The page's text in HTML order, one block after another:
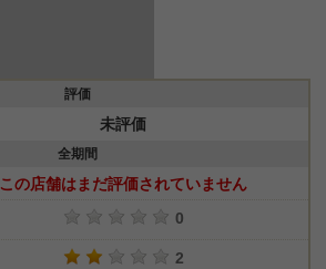
評価
未評価
全期間
この店舗はまだ評価されていません
0
2